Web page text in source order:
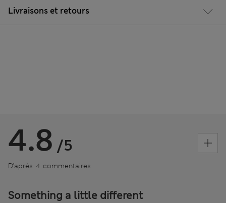
Livraisons et retours
4.8 /5
D’après 4 commentaires
Something a little different